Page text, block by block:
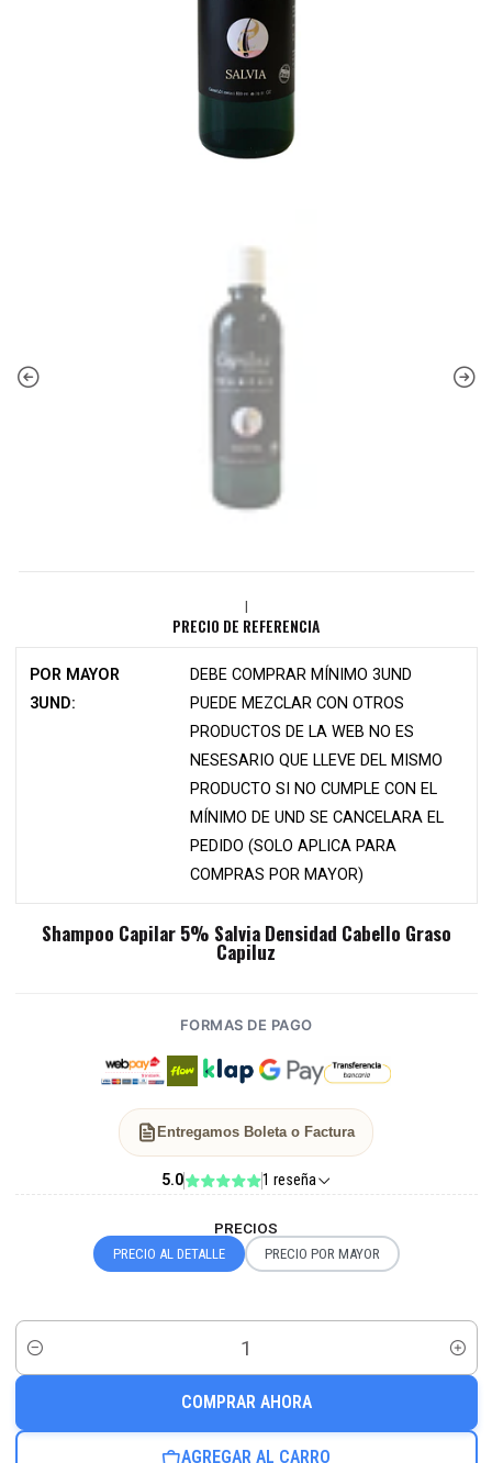
|
PRECIO DE REFERENCIA
POR MAYOR
3UND:
DEBE COMPRAR MÍNIMO 3UND
PUEDE MEZCLAR CON OTROS
PRODUCTOS DE LA WEB NO ES
NESESARIO QUE LLEVE DEL MISMO
PRODUCTO SI NO CUMPLE CON EL
MÍNIMO DE UND SE CANCELARA EL
PEDIDO (SOLO APLICA PARA
COMPRAS POR MAYOR)
Shampoo Capilar 5% Salvia Densidad Cabello Graso
Capiluz
FORMAS DE PAGO
Entregamos Boleta o Factura
5.0 1 reseña
PRECIOS
PRECIO AL DETALLE PRECIO POR MAYOR
Cantidad
AGREGAR AL CARRO
COMPRAR AHORA